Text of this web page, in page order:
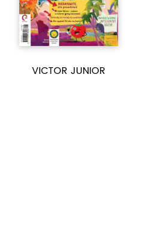
VICTOR JUNIOR